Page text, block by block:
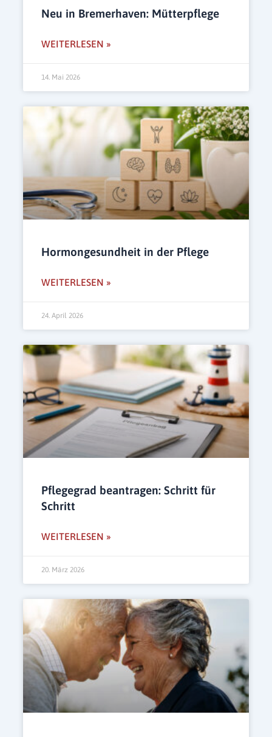
Neu in Bremerhaven: Mütterpflege
WEITERLESEN »
14. Mai 2026
Hormongesundheit in der Pflege
WEITERLESEN »
24. April 2026
Pflegegrad beantragen: Schritt für
Schritt
WEITERLESEN »
20. März 2026